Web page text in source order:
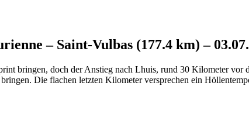
– Saint-Vulbas (177.4 km) –
bringen, doch der Anstieg nach Lhuis, rund 30 Kilometer vor
Die flachen letzten Kilometer versprechen ein